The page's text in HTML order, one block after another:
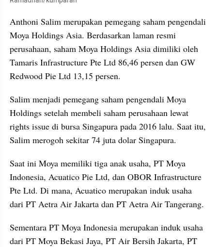
Anthoni Salim merupakan pemegang saham pengendali
Moya Holdings Asia. Berdasarkan laman resmi
perusahaan, saham Moya Holdings Asia dimiliki oleh
Tamaris Infrastructure Pte Ltd 86,46 persen dan GW
Redwood Pie Ltd 13,15 persen.
Salim menjadi pemegang saham pengendali Moya
Holdings setelah membeli saham perusahaan lewat
rights issue di bursa Singapura pada 2016 lalu. Saat itu,
Salim merogoh sekitar 74 juta dolar Singapura.
Saat ini Moya memiliki tiga anak usaha, PT Moya
Indonesia, Acuatico Pie Ltd, dan OBOR Infrastructure
Pte Ltd. Di mana, Acuatico merupakan induk usaha
dari PT Aetra Air Jakarta dan PT Aetra Air Tangerang.
Sementara PT Moya Indonesia merupakan induk usaha
dari PT Moya Bekasi Jaya, PT Air Bersih Jakarta, PT